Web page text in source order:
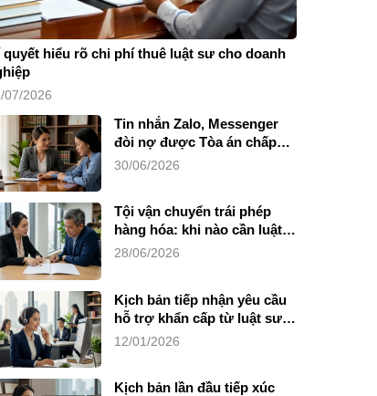
quyết hiểu rõ chi phí thuê luật sư cho doanh
07/2026
Tin nhắn Zalo, Messenger
đòi nợ được Tòa án chấp
nhận không?
30/06/2026
Tội vận chuyển trái phép
hàng hóa: khi nào cần luật
sư?
28/06/2026
Kịch bản tiếp nhận yêu cầu
hỗ trợ khẩn cấp từ luật sư
riêng
12/01/2026
Kịch bản lần đầu tiếp xúc